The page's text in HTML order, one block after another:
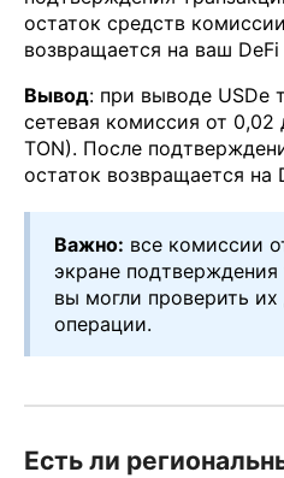
остаток средств
возвращается на ваш DeFi
Вывод: при выводе USDe
сетевая комиссия от 0,02
TON). После
остаток возвращается на
Важно: все комиссии
экране
вы могли проверить
операции.
Есть ли